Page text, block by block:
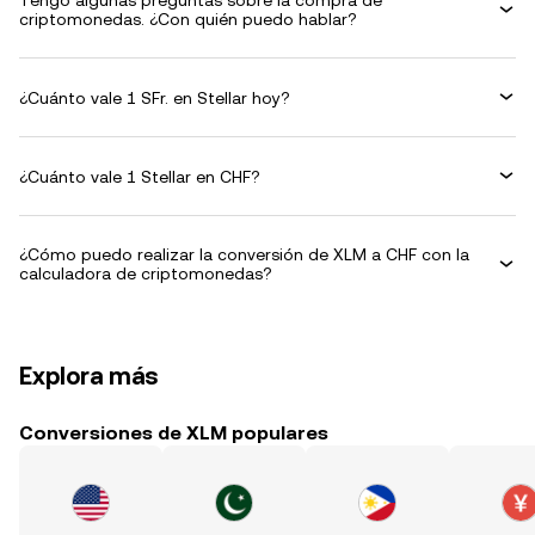
criptomonedas. ¿Con quién puedo hablar?
¿Cuánto vale 1 SFr. en Stellar hoy?
¿Cuánto vale 1 Stellar en CHF?
¿Cómo puedo realizar la conversión de XLM a CHF con la
calculadora de criptomonedas?
Explora más
Conversiones de XLM populares